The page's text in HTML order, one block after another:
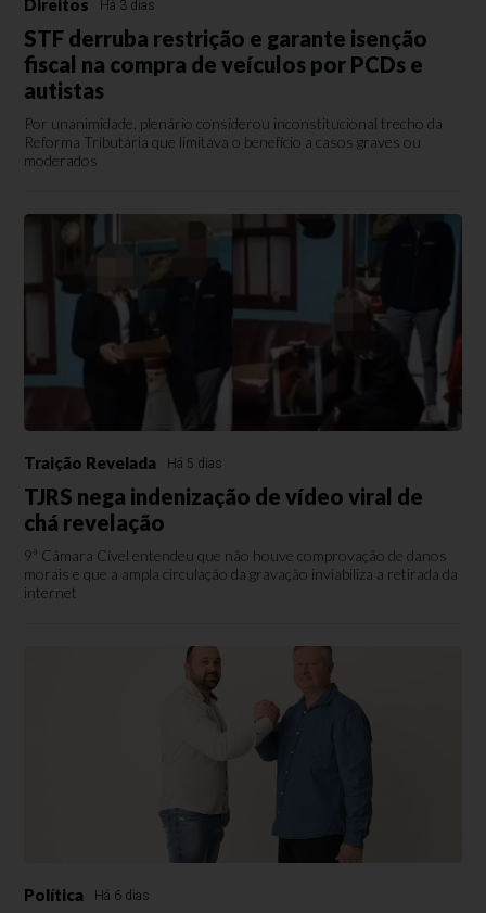
Há 3 dias
STF derruba restrição e garante isenção
fiscal na compra de veículos por PCDs e
autistas
Por unanimidade, plenário considerou inconstitucional trecho da
Reforma Tributária que limitava o benefício a casos graves ou
moderados
Traição Revelada Há 5 dias
TJRS nega indenização de vídeo viral de
chá revelação
9ª Câmara Cível entendeu que não houve comprovação de danos
morais e que a ampla circulação da gravação inviabiliza a retirada da
internet
Política Há 6 dias